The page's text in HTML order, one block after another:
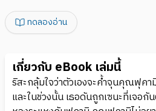
ทดลองอ่าน
เกี่ยวกับ eBook เล่มนี้
ริสะกลุ้มใจว่าตัวเองจะค้ำจุนคุณฟุค
และในช่วงนั้น เธอดันถูกเซนะที่เจอกั